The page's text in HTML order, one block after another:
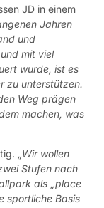
JD in einem
Jahren
und
mit viel
wurde, ist es
zu unterstützen.
Weg prägen
machen, was
„Wir wollen
Stufen nach
als „place
sportliche Basis